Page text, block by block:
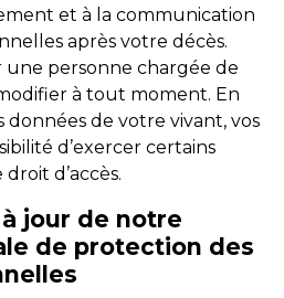
et à la communication
après votre décès.
une personne chargée de
à tout moment. En
données de votre vivant, vos
d’exercer certains
d’accès.
jour de notre
de protection des